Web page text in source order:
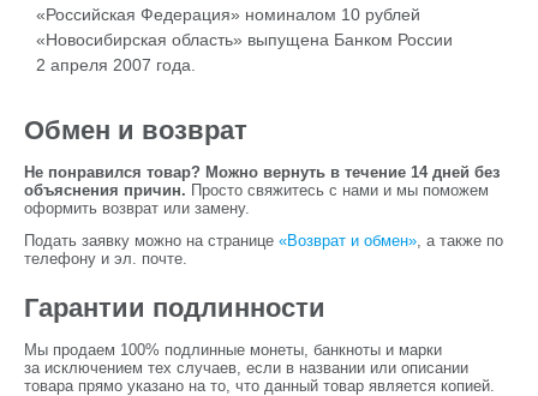
«Российская Федерация» номиналом 10 рублей
«Новосибирская область» выпущена Банком России
2 апреля 2007 года.
Обмен и возврат
Не понравился товар? Можно вернуть в течение 14 дней без
объяснения причин. Просто свяжитесь с нами и мы поможем
оформить возврат или замену.
Подать заявку можно на странице «Возврат и обмен», а также по
телефону и эл. почте.
Гарантии подлинности
Мы продаем 100% подлинные монеты, банкноты и марки
за исключением тех случаев, если в названии или описании
товара прямо указано на то, что данный товар является копией.